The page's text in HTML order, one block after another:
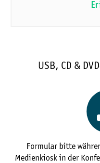
USB, CD &
Formular bitte
Medienkiosk in der